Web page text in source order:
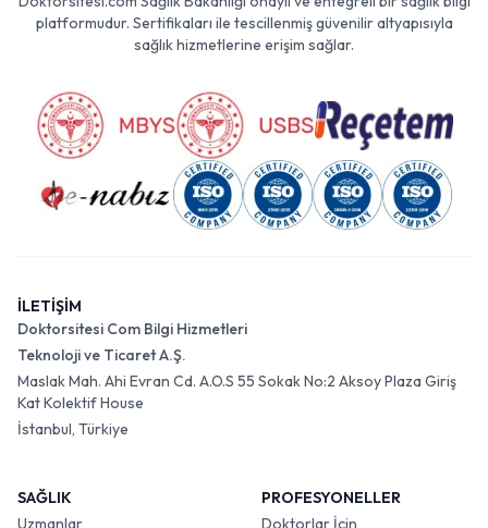
platformudur. Sertifikaları ile tescillenmiş güvenilir altyapısıyla
sağlık hizmetlerine erişim sağlar.
İLETİŞİM
Doktorsitesi Com Bilgi Hizmetleri
Teknoloji ve Ticaret A.Ş.
Maslak Mah. Ahi Evran Cd. A.O.S 55 Sokak No:2 Aksoy Plaza Giriş
Kat Kolektif House
İstanbul, Türkiye
SAĞLIK
Uzmanlar
PROFESYONELLER
Doktorlar İçin